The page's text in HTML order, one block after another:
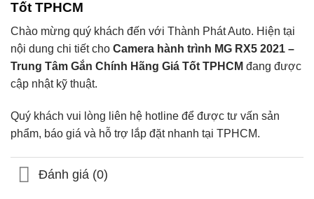
Tốt TPHCM
Chào mừng quý khách đến với Thành Phát Auto. Hiện tại
nội dung chi tiết cho Camera hành trình MG RX5 2021 –
Trung Tâm Gắn Chính Hãng Giá Tốt TPHCM đang được
cập nhật kỹ thuật.
Quý khách vui lòng liên hệ hotline để được tư vấn sản
phẩm, báo giá và hỗ trợ lắp đặt nhanh tại TPHCM.
Đánh giá (0)